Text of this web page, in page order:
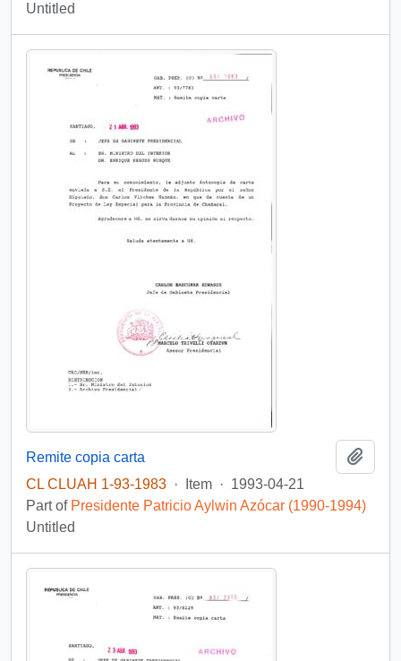
Untitled
Remite copia carta
CL CLUAH 1-93-1983 · Item · 1993-04-21
Part of Presidente Patricio Aylwin Azócar (1990-1994)
Untitled